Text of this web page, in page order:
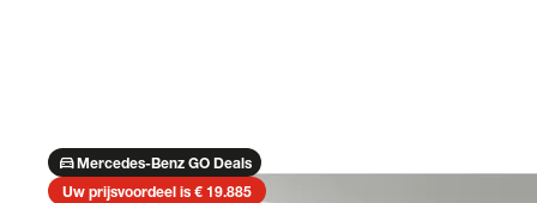
directions_carMercedes-Benz GO Deals
Uw prijsvoordeel is € 19.885